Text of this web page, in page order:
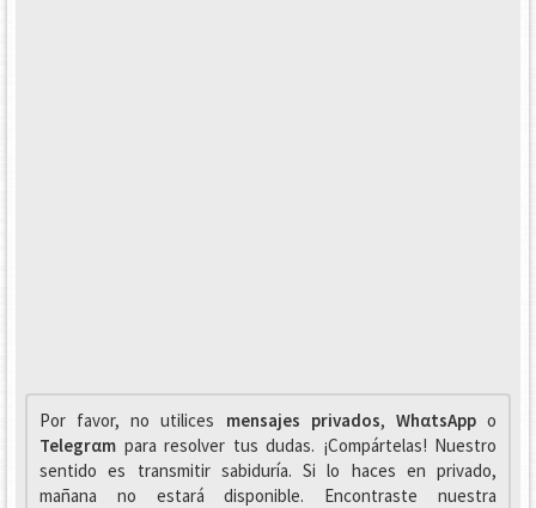
Por favor, no utilices mensajes privados, WhαtsAppo
Telegrαm para resolver tus dudas. ¡Compártelas! Nuestro
sentido es transmitir sabiduría. Si lo haces en privado,
mañana no estará disponible. Encontraste nuestra